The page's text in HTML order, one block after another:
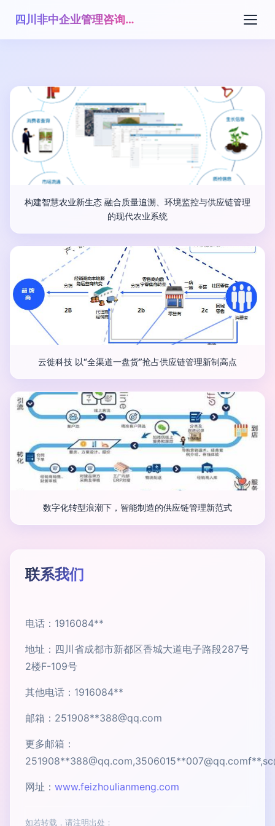
四川非中企业管理咨询有限公司
构建智慧农业新生态 融合质量追溯、环境监控与供应链管理
的现代农业系统
云徙科技 以“全渠道一盘货”抢占供应链管理新制高点
数字化转型浪潮下，智能制造的供应链管理新范式
联系我们
电话：1916084**
地址：四川省成都市新都区香城大道电子路段287号
2楼F-109号
其他电话：1916084**
邮箱：251908**388@qq.com
更多邮箱：
251908**388@qq.com,3506015**007@qq.comf**,
网址： www.feizhoulianmeng.com
如若转载，请注明出处：